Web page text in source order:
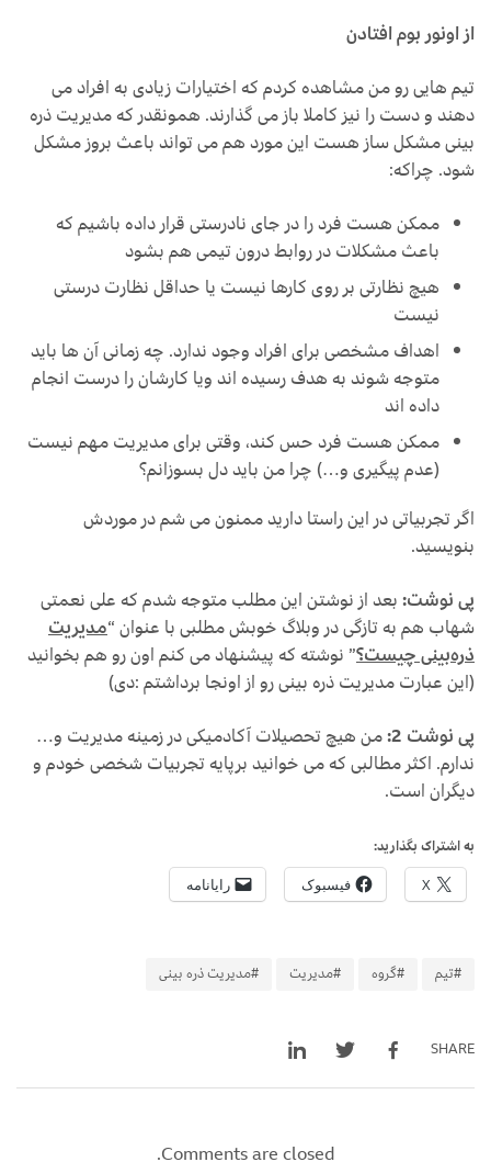
از اونور بوم افتادن
تیم هایی رو من مشاهده کردم که اختیارات زیادی به افراد می
دهند و دست را نیز کاملا باز می گذارند. همونقدر که مدیریت ذره
بینی مشکل ساز هست این مورد هم می تواند باعث بروز مشکل
شود. چراکه:
ممکن هست فرد را در جای نادرستی قرار داده باشیم که
باعث مشکلات در روابط درون تیمی هم بشود
هیچ نظارتی بر روی کارها نیست یا حداقل نظارت درستی
نیست
اهداف مشخصی برای افراد وجود ندارد. چه زمانی آن ها باید
متوجه شوند به هدف رسیده اند ویا کارشان را درست انجام
داده اند
ممکن هست فرد حس کند، وقتی برای مدیریت مهم نیست
(عدم پیگیری و…) چرا من باید دل بسوزانم؟
اگر تجربیاتی در این راستا دارید ممنون می شم در موردش
بنویسید.
پی نوشت:بعد از نوشتن این مطلب متوجه شدم که علی نعمتی
شهاب هم به تازگی در وبلاگ خوبش مطلبی با عنوان “مدیریت
ذره‌بینی چیست؟” نوشته که پیشنهاد می کنم اون رو هم بخوانید
(این عبارت مدیریت ذره بینی رو از اونجا برداشتم :دی)
پی نوشت 2:
من هیچ تحصیلات آکادمیکی در زمینه مدیریت و…
ندارم. اکثر مطالبی که می خوانید برپایه تجربیات شخصی خودم و
دیگران است.
به اشتراک بگذارید:
X فیسبوک رایانامه
#تیم #گروه #مدیریت #مدیریت ذره بینی
SHARE
Comments are closed.